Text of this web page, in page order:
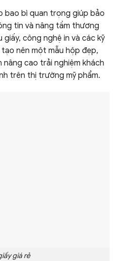
bao bì quan trọng giúp bảo
tin và nâng tầm thương
giấy, công nghệ in và các kỹ
nên một mẫu hộp đẹp,
cao trải nghiệm khách
trên thị trường mỹ phẩm.
giá rẻ